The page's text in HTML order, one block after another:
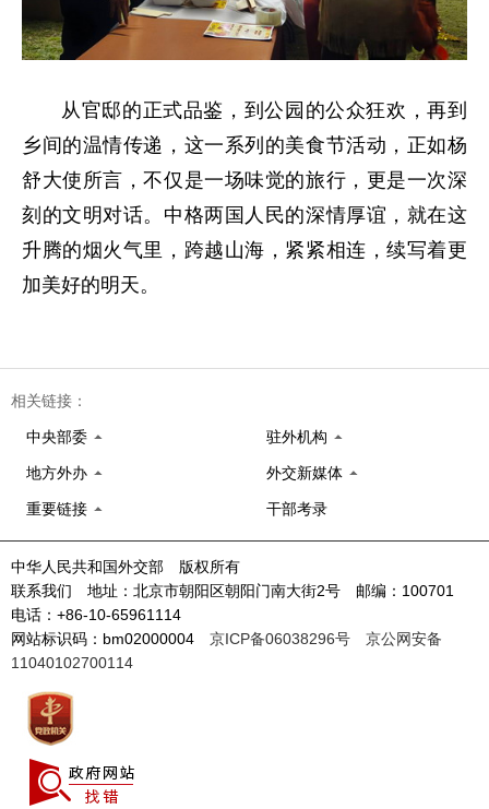
从官邸的正式品鉴，到公园的公众狂欢，再到
乡间的温情传递，这一系列的美食节活动，正如杨
舒大使所言，不仅是一场味觉的旅行，更是一次深
刻的文明对话。中格两国人民的深情厚谊，就在这
升腾的烟火气里，跨越山海，紧紧相连，续写着更
加美好的明天。
相关链接：
中央部委 驻外机构
地方外办 外交新媒体
重要链接 干部考录
中华人民共和国外交部 版权所有
联系我们 地址：北京市朝阳区朝阳门南大街2号 邮编：100701
电话：+86-10-65961114
网站标识码：bm02000004 京ICP备06038296号
京公网安备
11040102700114